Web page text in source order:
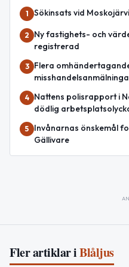
1 Sökinsats vid
2
Ny fastighets- och
registrerad
3
Flera
4
Nattens polisrapport i
dödlig
5
Invånarnas önskemål
Gällivare
Fler artiklar iBlåljus